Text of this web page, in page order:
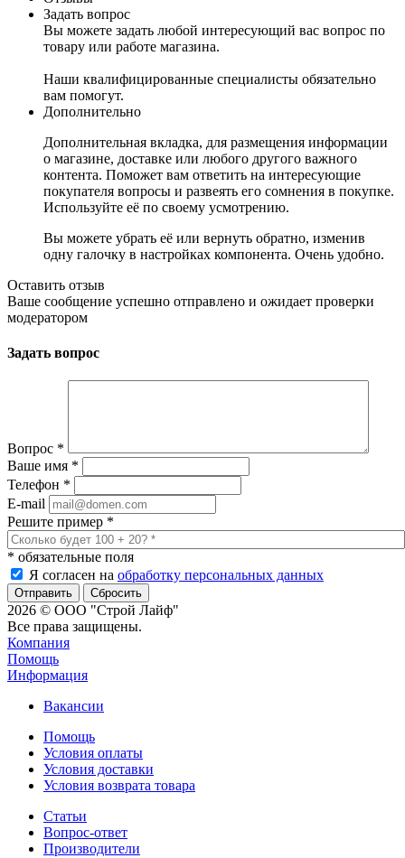
Задать вопрос
Вы можете задать любой интересующий вас вопрос по
товару или работе магазина.
Наши квалифицированные специалисты обязательно
вам помогут.
Дополнительно
Дополнительная вкладка, для размещения информации
о магазине, доставке или любого другого важного
контента. Поможет вам ответить на интересующие
покупателя вопросы и развеять его сомнения в покупке.
Используйте её по своему усмотрению.
Вы можете убрать её или вернуть обратно, изменив
одну галочку в настройках компонента. Очень удобно.
Оставить отзыв
Ваше сообщение успешно отправлено и ожидает проверки
модератором
Задать вопрос
Вопрос *
Ваше имя *
Телефон *
E-mail
Решите пример *
* обязательные поля
Я согласен на обработку персональных данных
Сбросить
2026 © ООО "Строй Лайф"
Все права защищены.
Компания
Помощь
Информация
Вакансии
Помощь
Условия оплаты
Условия доставки
Условия возврата товара
Статьи
Вопрос-ответ
Производители